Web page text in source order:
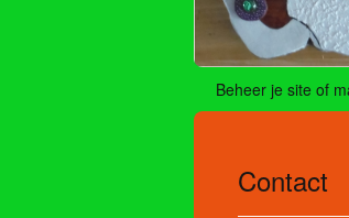
Beheer je site of
Contact